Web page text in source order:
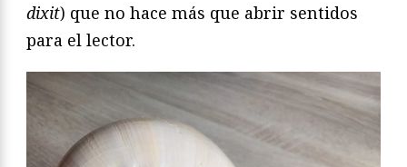
dixit) que no hace más que abrir sentidos
para el lector.